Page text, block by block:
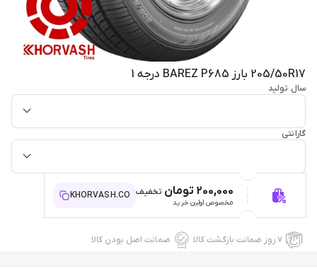
205/50R17 بارز BAREZ P685 درجه 1
سال تولید
گارانتی
200,000 تومان تخفیف
مخصوص اولین خرید
KHORVASH.CO
۷ روز ضمانت بازگشت کالا ضمانت اصل بودن کالا